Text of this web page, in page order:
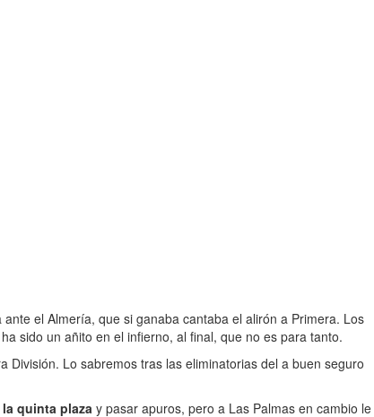
el Almería, que si ganaba cantaba el alirón a Primera. Los
sido un añito en el infierno, al final, que no es para tanto.
División. Lo sabremos tras las eliminatorias del a buen seguro
quinta plaza y pasar apuros, pero a Las Palmas en cambio le